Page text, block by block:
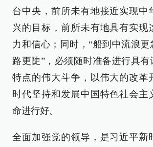
台中央，前所未有地接近实现中
兴的目标，前所未有地具有实现
力和信心；同时，“船到中流浪更
路更陡”，必须随时准备进行具有
特点的伟大斗争，以伟大的改革
时代坚持和发展中国特色社会主
命进行好。
全面加强党的领导，是习近平新